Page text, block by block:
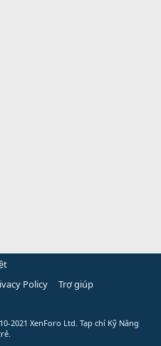
Policy
Trợ giúp
2021 XenForo Ltd. Tạp chí Kỹ Năng